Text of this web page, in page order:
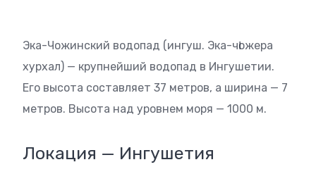
Эка-Чожинский водопад (ингуш. Эка-чӀожера
хурхал) — крупнейший водопад в Ингушетии.
Его высота составляет 37 метров, а ширина — 7
метров. Высота над уровнем моря — 1000 м.
Локация — Ингушетия